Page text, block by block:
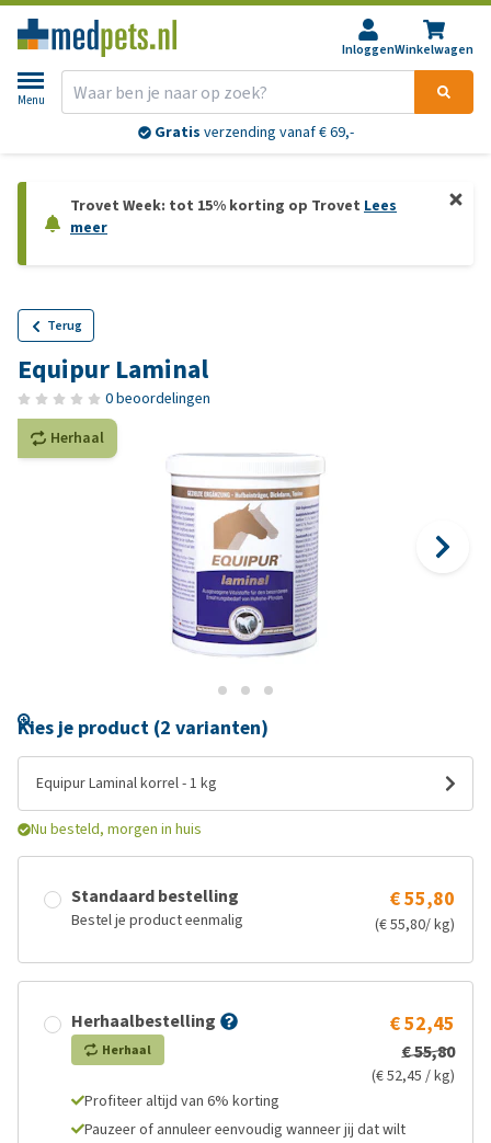
InloggenWinkelwagen
Menu
Gratis verzending vanaf € 69,-
Trovet Week: tot 15% korting op Trovet Lees
meer
Terug
Equipur Laminal
0 beoordelingen
Herhaal
Kies je product (2 varianten)
Equipur Laminal korrel - 1 kg
Nu besteld, morgen in huis
Standaard bestelling
Bestel je product eenmalig
€ 55,80
(€ 55,80/ kg)
Herhaalbestelling
Herhaal
€ 52,45
€ 55,80
(€ 52,45 / kg)
Profiteer altijd van 6% korting
Pauzeer of annuleer eenvoudig wanneer jij dat wilt